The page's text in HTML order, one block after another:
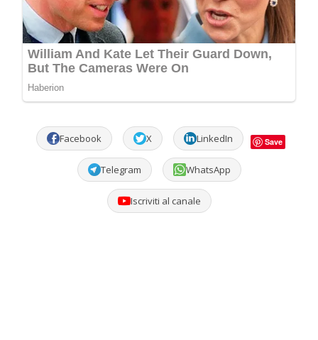
Facebook X LinkedIn Save
Telegram WhatsApp
Iscriviti al canale